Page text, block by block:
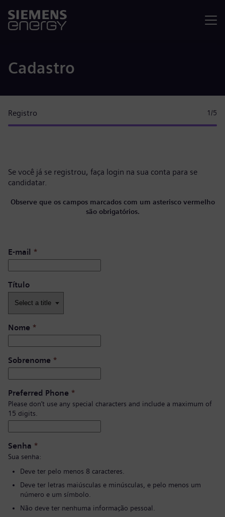
Cadastro
Registro 1 /5
Se você já se registrou, faça login na sua conta para se
candidatar.
Observe que os campos marcados com um asterisco vermelho
são obrigatórios.
E-mail *
Título
Nome *
Sobrenome *
Preferred Phone *
Please don’t use any special characters and include a maximum of
15 digits.
Senha *
Sua senha:
Deve ter pelo menos 8 caracteres.
Deve ter letras maiúsculas e minúsculas, e pelo menos um
número e um símbolo.
Não deve ter nenhuma informação pessoal.